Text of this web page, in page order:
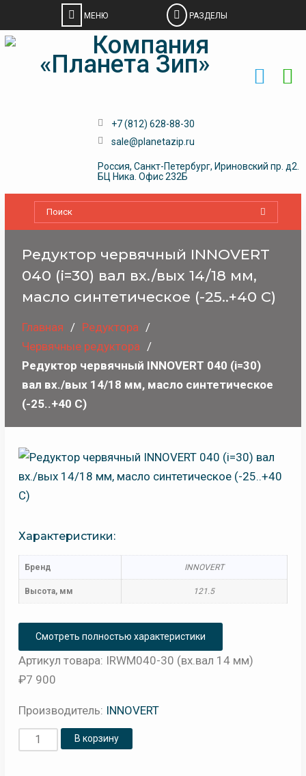
Skip
+7 (812) 628-88-30
sale@planetazip.ru
Россия, Санкт-Петербург, Ириновский пр. д2.
БЦ Ника. Офис 232Б
Редуктор червячный INNOVERT
040 (i=30) вал вх./вых 14/18 мм,
масло синтетическое (-25..+40 С)
Главная
Редуктора
Червячные редуктора
Редуктор червячный INNOVERT 040 (i=30)
вал вх./вых 14/18 мм, масло синтетическое
(-25..+40 С)
Характеристики:
Бренд INNOVERT
Высота, мм 121.5
Смотреть полностью характеристики
Артикул товара: IRWM040-30 (вх.вал 14 мм)
7 900
₽
Производитель: INNOVERT
Количество
товара
В корзину